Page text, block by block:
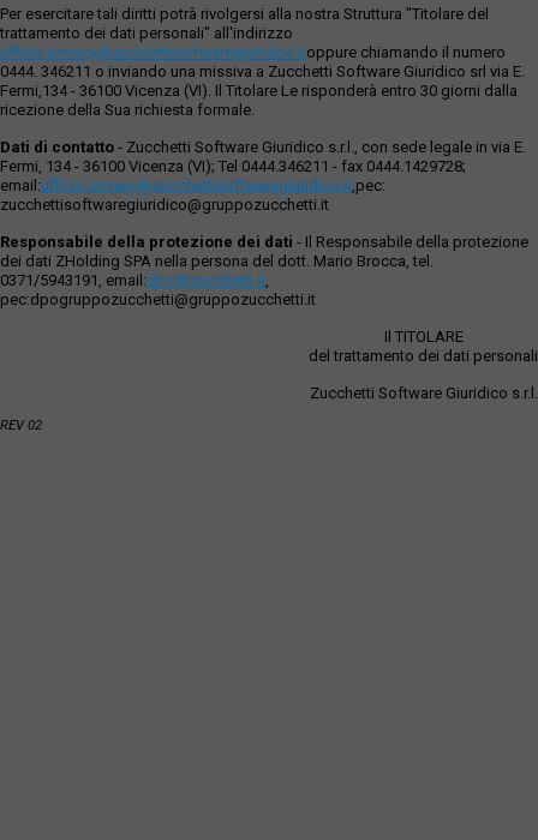
Per esercitare tali diritti potrà rivolgersi alla nostra Struttura "Titolare del
trattamento dei dati personali" all'indirizzo
ufficio.privacy@zucchettisofwaregiuridico.itoppure chiamando il numero
0444. 346211 o inviando una missiva a Zucchetti Software Giuridico srl via E.
Fermi,134 - 36100 Vicenza (VI). Il Titolare Le risponderà entro 30 giorni dalla
ricezione della Sua richiesta formale.
Dati di contatto - Zucchetti Software Giuridico s.r.l., con sede legale in via E.
Fermi, 134 - 36100 Vicenza (VI); Tel 0444.346211 - fax 0444.1429728;
email:ufficio.privacy@zucchettisoftwaregiuridico.it,pec:
zucchettisoftwaregiuridico@gruppozucchetti.it
Responsabile della protezione dei dati - Il Responsabile della protezione
dei dati ZHolding SPA nella persona del dott. Mario Brocca, tel.
0371/5943191, email:dpo@zucchetti.it,
pec:dpogruppozucchetti@gruppozucchetti.it
Il TITOLARE
del trattamento dei dati personali
Zucchetti Software Giuridico s.r.l.
REV 02